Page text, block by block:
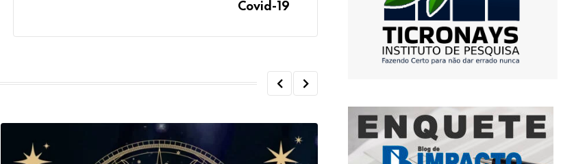
Covid-19